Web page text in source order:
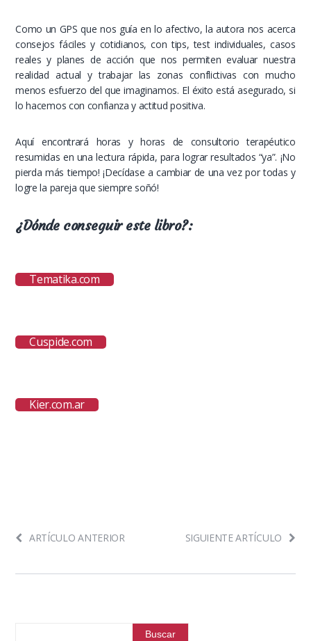
Como un GPS que nos guía en lo afectivo, la autora nos acerca
consejos fáciles y cotidianos, con tips, test individuales, casos
reales y planes de acción que nos permiten evaluar nuestra
realidad actual y trabajar las zonas conflictivas con mucho
menos esfuerzo del que imaginamos. El éxito está asegurado, si
lo hacemos con confianza y actitud positiva.
Aquí encontrará horas y horas de consultorio terapéutico
resumidas en una lectura rápida, para lograr resultados “ya”. ¡No
pierda más tiempo! ¡Decídase a cambiar de una vez por todas y
logre la pareja que siempre soñó!
¿Dónde conseguir este libro?:
Tematika.com
Cuspide.com
Kier.com.ar
ARTÍCULO ANTERIOR SIGUIENTE ARTÍCULO